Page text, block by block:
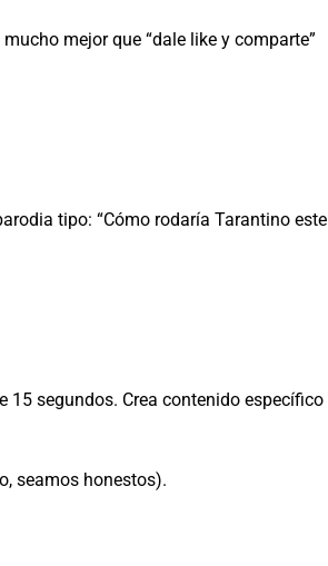
mejor que “dale like y comparte”
tipo: “Cómo rodaría Tarantino este
15 segundos. Crea contenido específico
seamos honestos).